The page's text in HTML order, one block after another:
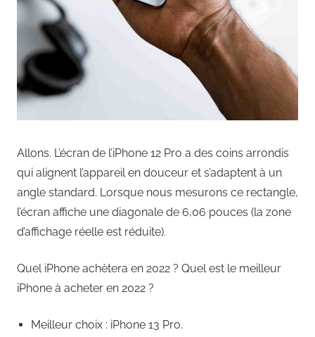
Allons. L’écran de l’iPhone 12 Pro a des coins arrondis
qui alignent l’appareil en douceur et s’adaptent à un
angle standard. Lorsque nous mesurons ce rectangle,
l’écran affiche une diagonale de 6,06 pouces (la zone
d’affichage réelle est réduite).
Quel iPhone achètera en 2022 ? Quel est le meilleur
iPhone à acheter en 2022 ?
Meilleur choix : iPhone 13 Pro.